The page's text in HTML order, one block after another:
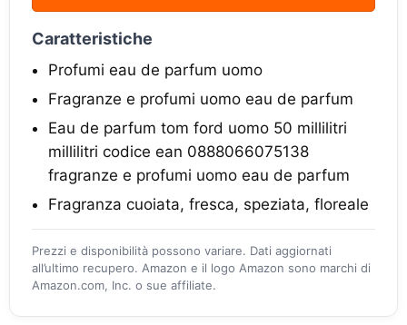
Caratteristiche
Profumi eau de parfum uomo
Fragranze e profumi uomo eau de parfum
Eau de parfum tom ford uomo 50 millilitri
millilitri codice ean 0888066075138
fragranze e profumi uomo eau de parfum
Fragranza cuoiata, fresca, speziata, floreale
Prezzi e disponibilità possono variare. Dati aggiornati
all’ultimo recupero. Amazon e il logo Amazon sono marchi di
Amazon.com, Inc. o sue affiliate.